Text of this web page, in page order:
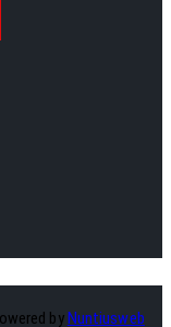
by Nuntiusweb